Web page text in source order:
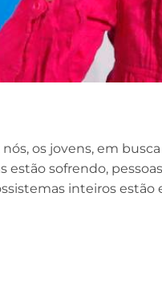
nós, os jovens, em
estão sofrendo,
inteiros estão